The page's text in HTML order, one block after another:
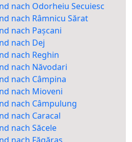
nach Odorheiu Secuiesc
nach Râmnicu Sărat
nach Pașcani
nach Dej
nach Reghin
nach Năvodari
nach Câmpina
nach Mioveni
nach Câmpulung
nach Caracal
nach Săcele